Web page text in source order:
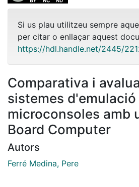
Si us plau utilitzeu sempre
per citar o enllaçar aquest
https://hdl.handle.net/2445/
Comparativa i
sistemes d'emulació
microconsoles amb
Board Computer
Autors
Ferré Medina, Pere